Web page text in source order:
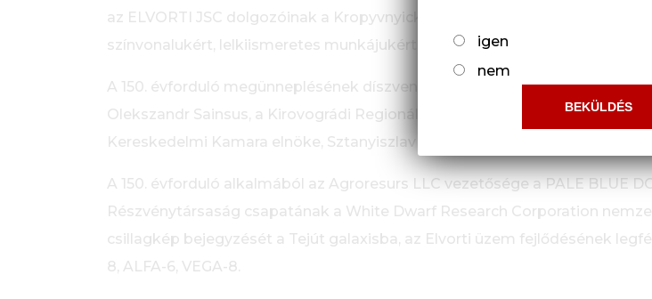
az ELVORTI JSC dolgozóinak a Kropyvnyickij társadalmi-gazdasági
színvonalukért, lelkiismeretes munkájukért, valamint a vállalat alapításának
A 150. évforduló megünneplésének díszvendégei között volt Ruszlan
Olekszandr Sainsus, a Kirovográdi Regionális Munkaadók Szövetségének
Kereskedelmi Kamara elnöke, Sztanyiszlav Martyinov, az Agroresurs LLC
A 150. évforduló alkalmából az Agroresurs LLC vezetősége a PALE BLUE
Részvénytársaság csapatának a White Dwarf Research Corporation
csillagkép bejegyzését a Tejút galaxisba, az Elvorti üzem fejlődésének
8, ALFA-6, VEGA-8.
igen
nem